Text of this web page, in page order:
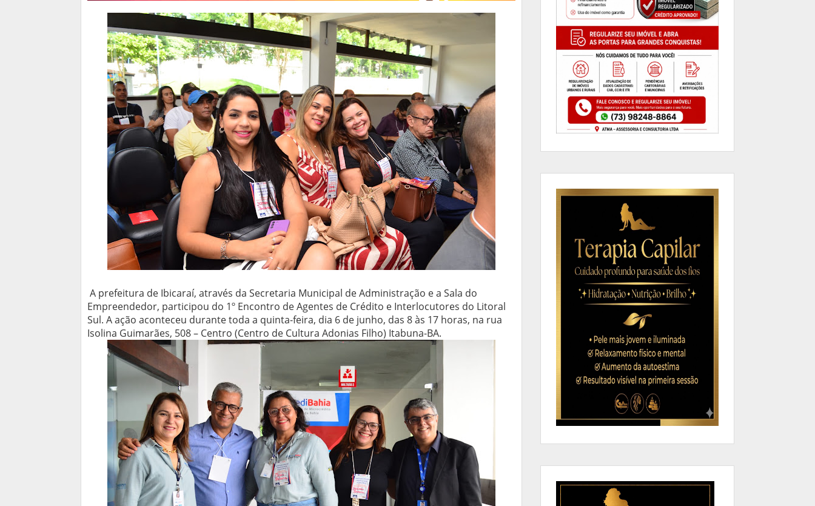
A prefeitura de Ibicaraí, através da Secretaria Municipal de Administração e a Sala do
Empreendedor, participou do 1º Encontro de Agentes de Crédito e Interlocutores do Litoral
Sul. A ação aconteceu durante toda a quinta-feira, dia 6 de junho, das 8 às 17 horas, na rua
Isolina Guimarães, 508 – Centro (Centro de Cultura Adonias Filho) Itabuna-BA.